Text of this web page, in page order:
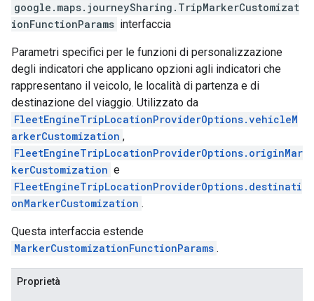
google.maps.journeySharing . TripMarkerCustomizat
ionFunctionParams interfaccia
Parametri specifici per le funzioni di personalizzazione
degli indicatori che applicano opzioni agli indicatori che
rappresentano il veicolo, le località di partenza e di
destinazione del viaggio. Utilizzato da
FleetEngineTripLocationProviderOptions.vehicleM
arkerCustomization ,
FleetEngineTripLocationProviderOptions.originMar
kerCustomization e
FleetEngineTripLocationProviderOptions.destinati
onMarkerCustomization .
Questa interfaccia estende
MarkerCustomizationFunctionParams .
Proprietà